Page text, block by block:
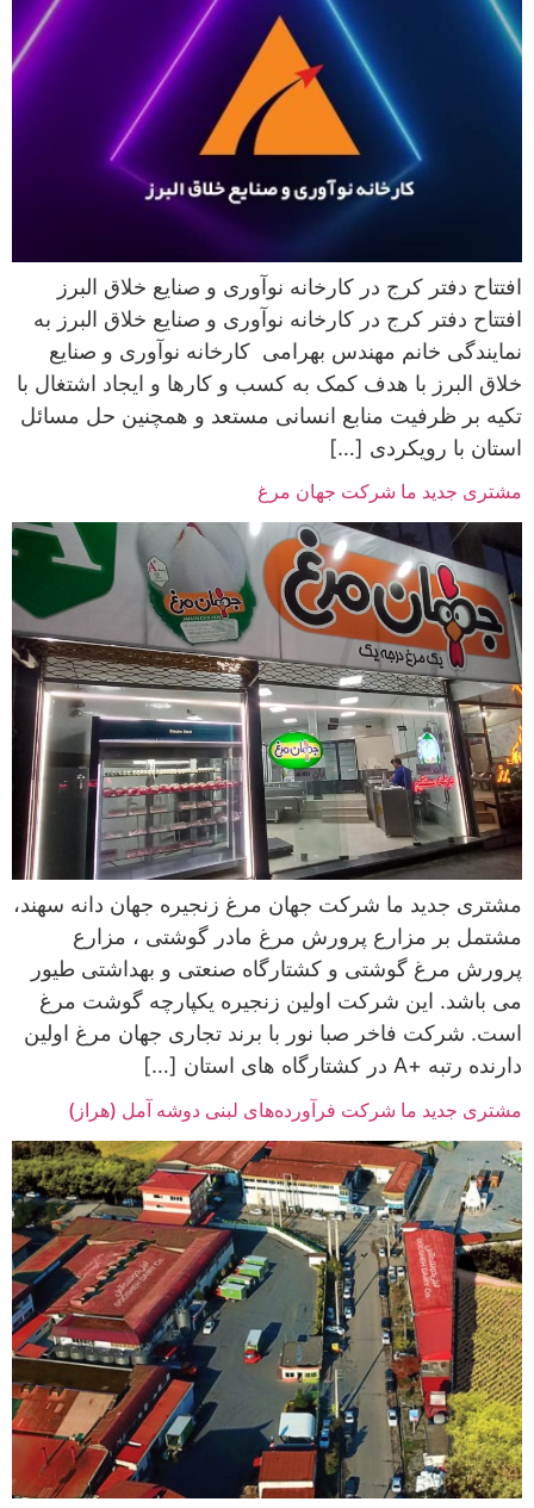
افتتاح دفتر کرج در کارخانه نوآوری و صنایع خلاق البرز
افتتاح دفتر کرج در کارخانه نوآوری و صنایع خلاق البرز به
نمایندگی خانم مهندس بهرامی کارخانه نوآوری و صنایع
خلاق البرز با هدف کمک به کسب و کارها و ایجاد اشتغال با
تکیه بر ظرفیت منابع انسانی مستعد و همچنین حل مسائل
استان با رویکردی […]
مشتری جدید ما شرکت جهان مرغ
مشتری جدید ما شرکت جهان مرغ زنجیره جهان دانه سهند،
مشتمل بر مزارع پرورش مرغ مادر گوشتی ، مزارع
پرورش مرغ گوشتی و کشتارگاه صنعتی و بهداشتی طیور
می باشد. این شرکت اولین زنجیره یکپارچه گوشت مرغ
است. شرکت فاخر صبا نور با برند تجاری جهان مرغ اولین
دارنده رتبه +A در کشتارگاه های استان […]
مشتری جدید ما شرکت فرآورده‌های لبنی دوشه آمل (هراز)